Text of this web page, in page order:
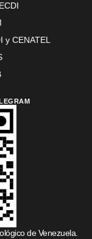
y CENATEL
de Venezuela.